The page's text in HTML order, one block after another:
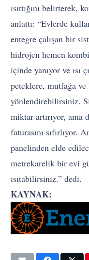
ısıttığını belirterek,
anlattı: “Evlerde
entegre çalışan bir
hidrojen hemen kombi
içinde yanıyor ve ısı
peteklere, mutfağa ve
yönlendirebilirsiniz.
miktar artırıyor, ama
faturasını sıfırlıyor.
panelinden elde
metrekarelik bir evi
ısıtabilirsiniz.” dedi.
KAYNAK: